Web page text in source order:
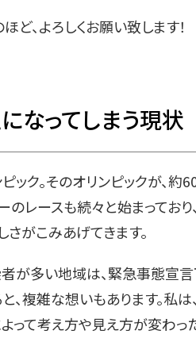
ど、よろしくお願い致します！
なってしまう現状
ク。そのオリンピックが、約
レースも続々と始まっており、
がこみあげてきます。
多い地域は、緊急事態宣言
、複雑な想いもあります。私
って考え方や見え方が変わ